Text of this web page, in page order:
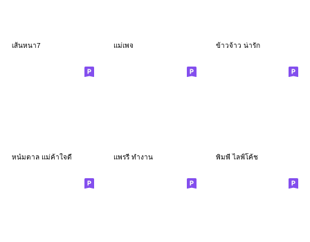
เส้นหนา7 แม่เพจ ข้าวจ้าว น่ารัก
หน๋มตาล แม่ค้าใจดี แพรรี่ ทำงาน พิมพี่ ไลฟ์โค้ช